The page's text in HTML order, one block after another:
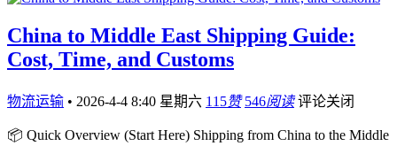
China to Middle East Shipping Guide:
Cost, Time, and Customs
物流运输 • 2026-4-4 8:40 星期六 115赞 546阅读 评论关闭
📦 Quick Overview (Start Here) Shipping from China to the Middle